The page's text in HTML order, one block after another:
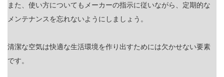
また、使い方についてもメーカーの指示に従いながら、定期的な
メンテナンスを忘れないようにしましょう。
清潔な空気は快適な生活環境を作り出すためには欠かせない要素
です。